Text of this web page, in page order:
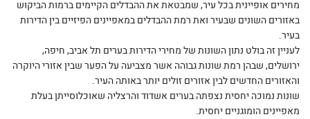
מחירים אופיינית בכל עיר, שמבטאת את ההבדלים הקיימים ברמות הביקוש
באזורים השונים שבעיר ואת רמת ההבדלים במאפיינים הפיזיים בין הדירות
בעיר.
לעניין זה בולט נתון השונות של מחירי הדירות בערים תל אביב, חיפה,
ירושלים, שבהן רמת שונות גבוהה אשר מצביעה על הפער שבין אזורי היוקרה
והאזורים החדשים לבין אזורים זולים יותר באותה העיר.
שונות נמוכה יחסית נצפתה בערים אשדוד והרצליה שאוכלוסייתן בעלת
מאפיינים הומוגניים יחסית.